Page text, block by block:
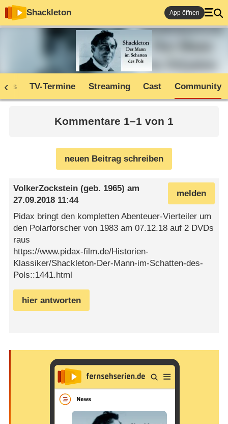
Shackleton App öffnen
TV-Termine Streaming Cast Community
Kommentare 1–1 von 1
neuen Beitrag schreiben
melden
VolkerZockstein (geb. 1965) am
27.09.2018 11:44
Pidax bringt den kompletten Abenteuer-Vierteiler um
den Polarforscher von 1983 am 07.12.18 auf 2 DVDs
raus
https://www.pidax-film.de/Historien-
Klassiker/Shackleton-Der-Mann-im-Schatten-des-
Pols::1441.html
hier antworten